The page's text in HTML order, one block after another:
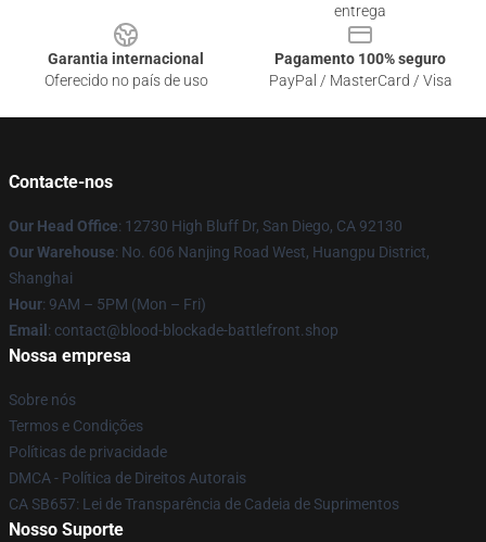
entrega
Garantia internacional
Oferecido no país de uso
Pagamento 100% seguro
PayPal / MasterCard / Visa
Contacte-nos
Our Head Office: 12730 High Bluff Dr, San Diego, CA 92130
Our Warehouse: No. 606 Nanjing Road West, Huangpu District,
Shanghai
Hour: 9AM – 5PM (Mon – Fri)
Email : contact@blood-blockade-battlefront.shop
Nossa empresa
Sobre nós
Termos e Condições
Políticas de privacidade
DMCA - Política de Direitos Autorais
CA SB657: Lei de Transparência de Cadeia de Suprimentos
Nosso Suporte